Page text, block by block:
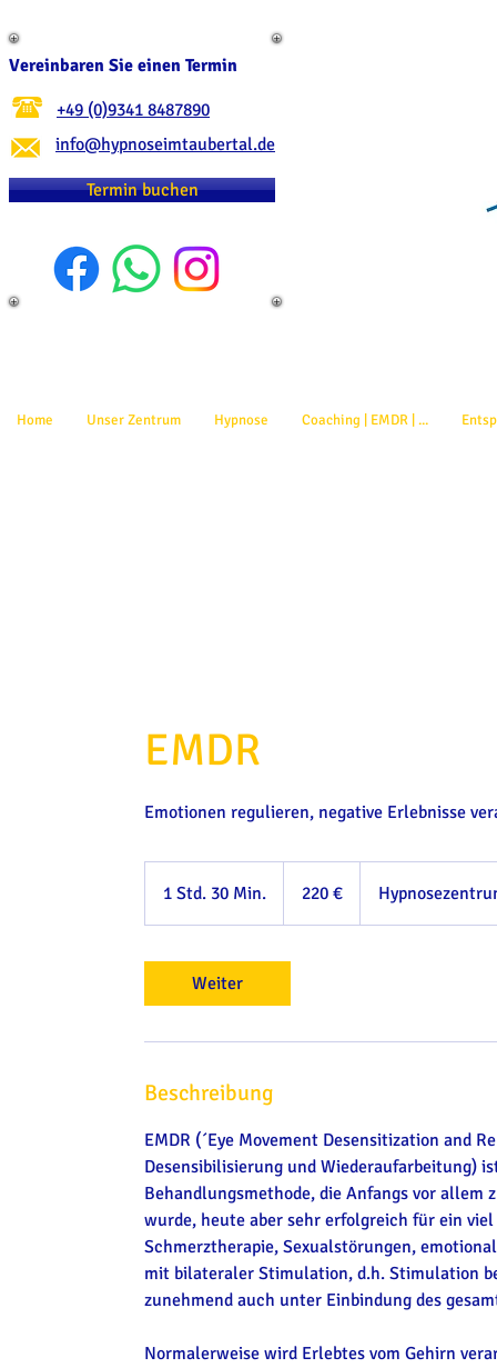
+49 (0)9341 8487890
info@hypnoseimtaubertal.de
Termin buchen
Vereinbaren Sie einen Termin
Home Unser Zentrum Hypnose Coaching | EMDR | ...
EMDR
Emotionen regulieren, negative Erlebnisse
1 Std. 30 Min.
S
3
n
.
220 €
Weiter
Beschreibung
EMDR (´Eye Movement Desensitization and
Desensibilisierung und Wiederaufarbeitung)
Behandlungsmethode, die Anfangs vor
wurde, heute aber sehr erfolgreich für ein
Schmerztherapie, Sexualstörungen,
mit bilateraler Stimulation, d.h. Stimulation
zunehmend auch unter Einbindung des
Normalerweise wird Erlebtes vom Gehirn